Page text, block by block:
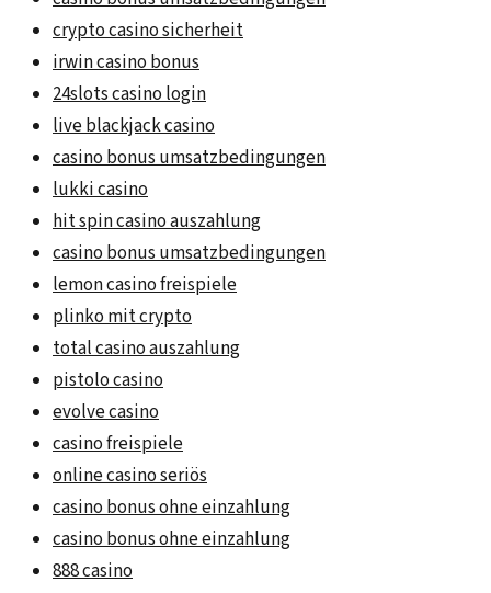
crypto casino sicherheit
irwin casino bonus
24slots casino login
live blackjack casino
casino bonus umsatzbedingungen
lukki casino
hit spin casino auszahlung
casino bonus umsatzbedingungen
lemon casino freispiele
plinko mit crypto
total casino auszahlung
pistolo casino
evolve casino
casino freispiele
online casino seriös
casino bonus ohne einzahlung
casino bonus ohne einzahlung
888 casino